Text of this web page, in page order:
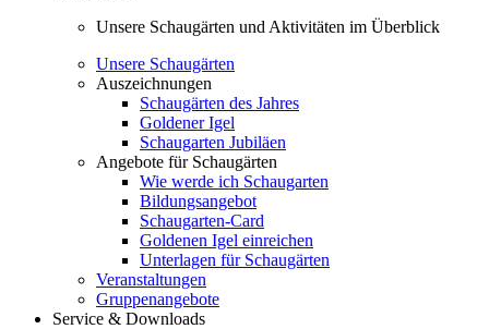
Unsere Schaugärten und Aktivitäten im Überblick
Unsere Schaugärten
Auszeichnungen
Schaugärten des Jahres
Goldener Igel
Schaugarten Jubiläen
Angebote für Schaugärten
Wie werde ich Schaugarten
Bildungsangebot
Schaugarten-Card
Goldenen Igel einreichen
Unterlagen für Schaugärten
Veranstaltungen
Gruppenangebote
Service & Downloads